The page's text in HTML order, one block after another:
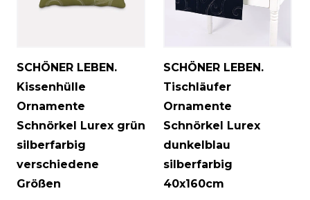
SCHÖNER LEBEN.
Kissenhülle
Ornamente
Schnörkel Lurex grün
silberfarbig
verschiedene
Größen
SCHÖNER LEBEN.
Tischläufer
Ornamente
Schnörkel Lurex
dunkelblau
silberfarbig
40x160cm